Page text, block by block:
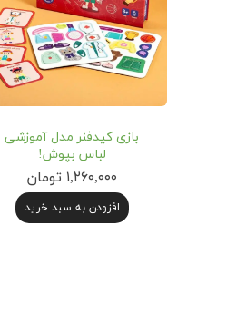
بازی‌ کیدفنر مدل آموزشی
لباس بپوش!
۱,۲۶۰,۰۰۰ تومان
افزودن به سبد خرید